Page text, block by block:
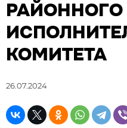
РАЙОННОГО
КОМИТЕТА
26.07.2024